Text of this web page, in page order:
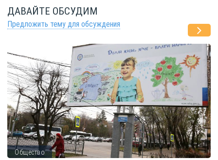
ДАВАЙТЕ ОБСУДИМ
Предложить тему для обсуждения
Общество